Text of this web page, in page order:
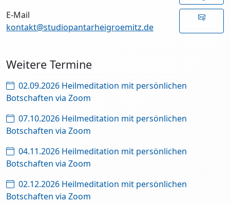
E-Mail
kontakt@studiopantarheigroemitz.de
Weitere Termine
02.09.2026 Heilmeditation mit persönlichen
Botschaften via Zoom
07.10.2026 Heilmeditation mit persönlichen
Botschaften via Zoom
04.11.2026 Heilmeditation mit persönlichen
Botschaften via Zoom
02.12.2026 Heilmeditation mit persönlichen
Botschaften via Zoom